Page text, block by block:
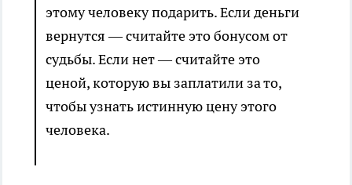
этому человеку подарить. Если деньги
вернутся — считайте это бонусом от
судьбы. Если нет — считайте это
ценой, которую вы заплатили за то,
чтобы узнать истинную цену этого
человека.